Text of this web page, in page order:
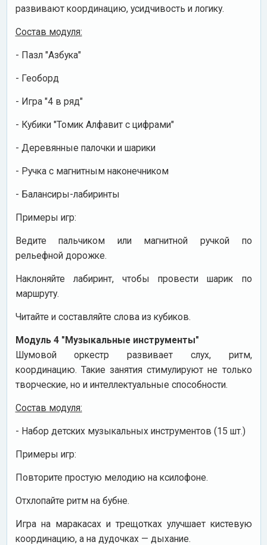
развивают координацию, усидчивость и логику.
Состав модуля:
- Пазл "Азбука"
- Геоборд
- Игра "4 в ряд"
- Кубики "Томик Алфавит с цифрами"
- Деревянные палочки и шарики
- Ручка с магнитным наконечником
- Балансиры-лабиринты
Примеры игр:
Ведите пальчиком или магнитной ручкой по
рельефной дорожке.
Наклоняйте лабиринт, чтобы провести шарик по
маршруту.
Читайте и составляйте слова из кубиков.
Модуль 4 "Музыкальные инструменты"
Шумовой оркестр развивает слух, ритм,
координацию. Такие занятия стимулируют не только
творческие, но и интеллектуальные способности.
Состав модуля:
- Набор детских музыкальных инструментов (15 шт.)
Примеры игр:
Повторите простую мелодию на ксилофоне.
Отхлопайте ритм на бубне.
Игра на маракасах и трещотках улучшает кистевую
координацию, а на дудочках — дыхание.